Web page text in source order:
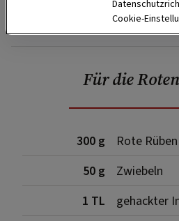
SPEICHERN
Für die
300 g
Rote Rüben
50 g
Zwiebeln
1 TL
gehackter
Cookie-